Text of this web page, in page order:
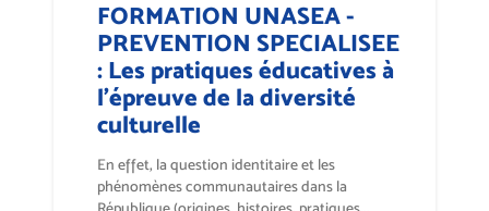
FORMATION UNASEA -
PREVENTION SPECIALISEE
: Les pratiques éducatives à
l’épreuve de la diversité
culturelle
En effet, la question identitaire et les
phénomènes communautaires dans la